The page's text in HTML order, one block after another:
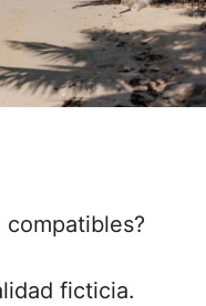
compatibles?
ficticia.